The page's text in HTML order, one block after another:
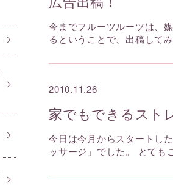
今までフルーツルーツは、
るということで、出稿して
2010.11.26
家でもできるスト
今日は今月からスタートし
ッサージ」でした。 とても